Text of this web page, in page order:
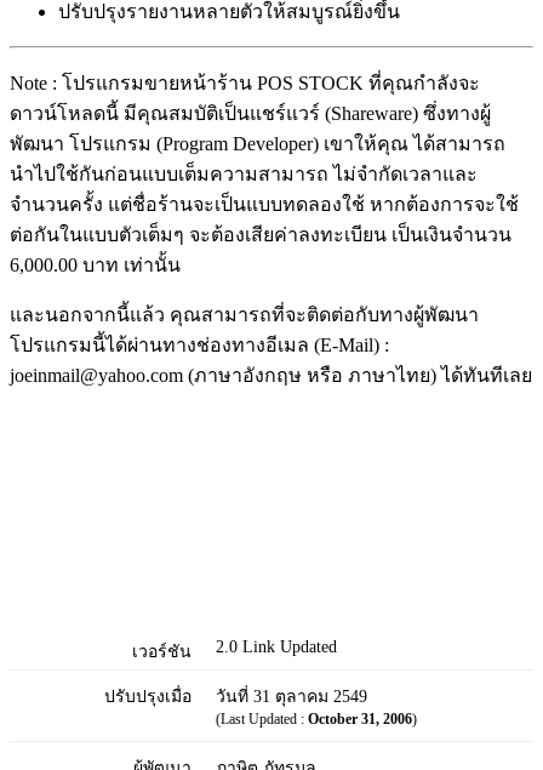
ปรับปรุงรายงานหลายตัวให้สมบูรณ์ยิ่งขึ้น
Note : โปรแกรมขายหน้าร้าน POS STOCK ที่คุณกำลังจะ
ดาวน์โหลดนี้ มีคุณสมบัติเป็นแชร์แวร์ (Shareware) ซึ่งทางผู้
พัฒนา โปรแกรม (Program Developer) เขาให้คุณ ได้สามารถ
นำไปใช้กันก่อนแบบเต็มความสามารถ ไม่จำกัดเวลาและ
จำนวนครั้ง แต่ชื่อร้านจะเป็นแบบทดลองใช้ หากต้องการจะใช้
ต่อกันในแบบตัวเต็มๆ จะต้องเสียค่าลงทะเบียน เป็นเงินจำนวน
6,000.00 บาท เท่านั้น
และนอกจากนี้แล้ว คุณสามารถที่จะติดต่อกับทางผู้พัฒนา
โปรแกรมนี้ได้ผ่านทางช่องทางอีเมล (E-Mail) :
joeinmail@yahoo.com (ภาษาอังกฤษ หรือ ภาษาไทย) ได้ทันทีเลย
เวอร์ชัน 2.0 Link Updated
ปรับปรุงเมื่อ วันที่ 31 ตุลาคม 2549
(Last Updated : October 31, 2006)